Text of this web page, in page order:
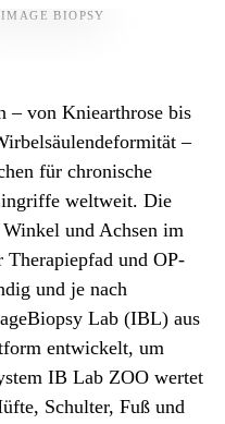
IMAGE BIOPSY
– von Kniearthrose bis
–
für chronische
weltweit. Die
und Achsen im
und OP-
und je nach
Lab (IBL) aus
entwickelt, um
IB Lab ZOO wertet
Schulter, Fuß und